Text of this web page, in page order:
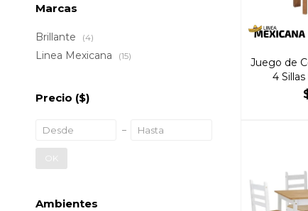
Juego de
4
Marcas
Brillante (4)
Linea Mexicana (15)
Precio ($)
OK
Ambientes